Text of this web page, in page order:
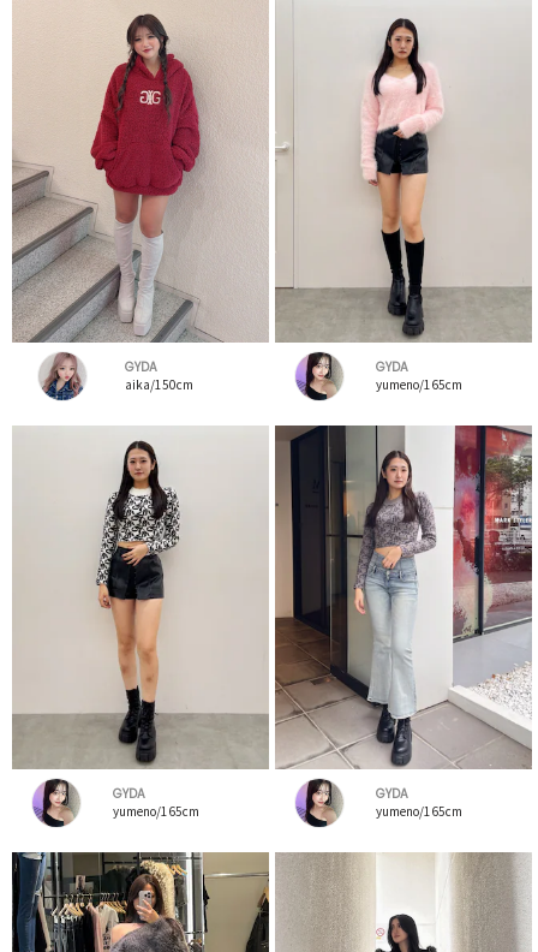
GYDA
aika/150cm
GYDA
yumeno/165cm
GYDA
yumeno/165cm
GYDA
yumeno/165cm